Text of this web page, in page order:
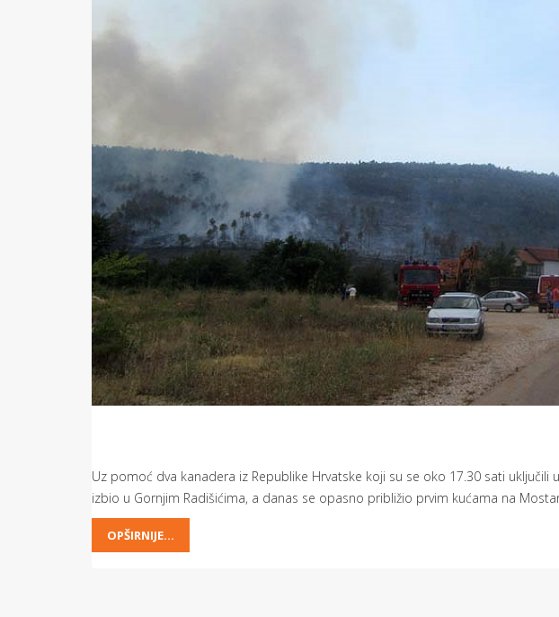
Uz pomoć dva kanadera iz Republike Hrvatske koji su se oko 17.30 sati uključili
izbio u Gornjim Radišićima, a danas se opasno približio prvim kućama na
OPŠIRNIJE...